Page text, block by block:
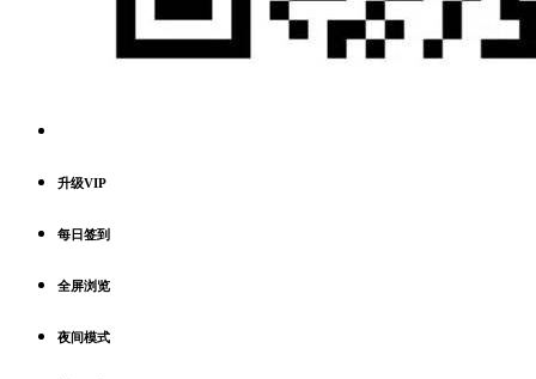
升级VIP
每日签到
全屏浏览
夜间模式